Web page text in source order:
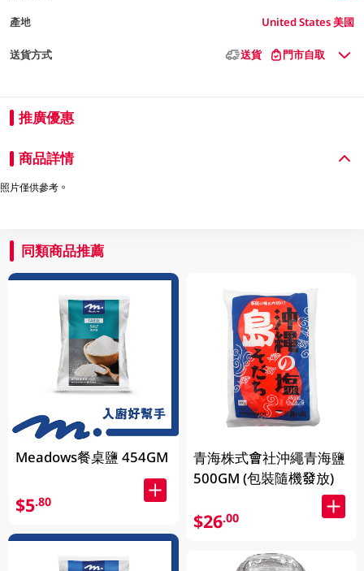
產地 United States 美國
送貨方式 送貨 門市自取
推廣優惠
商品詳情
照片僅供參考。
同類商品推薦
Meadows餐桌鹽 454GM
$5.80
青海株式會社沖繩青海鹽
500GM (包裝隨機發放)
$26.00